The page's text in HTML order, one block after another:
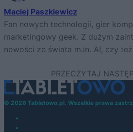
Maciej Paszkiewicz
Fan nowych technologii, gier
marketingowy geek. Z dużym
nowości ze świata m.in. AI, czy
© 2026 Tabletowo.pl. Wszelkie prawa